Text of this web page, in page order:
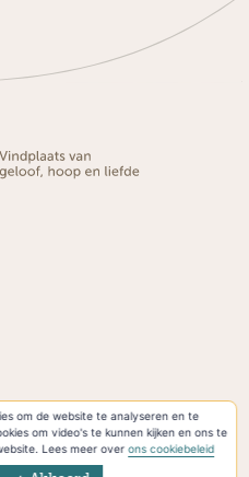
om de website te analyseren en te
om video's te kunnen kijken en ons te
Lees meer overons cookiebeleid